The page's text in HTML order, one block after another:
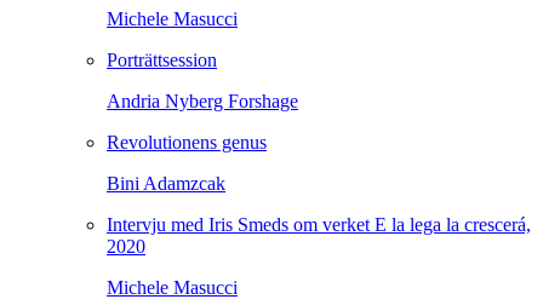
Michele Masucci
Porträttsession
Andria Nyberg Forshage
Revolutionens genus
Bini Adamzcak
Intervju med Iris Smeds om verket E la lega la crescerá,
2020
Michele Masucci